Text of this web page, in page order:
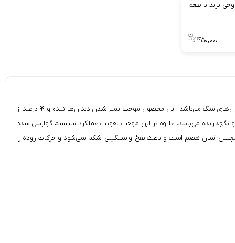
برند با طعم
۴۵۰,۰۰۰
تشویقی دنتال سگ وجی برند (Vegebrand Snack Dental Bone Oral Care Stick 60G)، دارای هفت خاصیت مفید برای بهبود سلامت لثه و دندان‌های سگ می‌باشد. این محصول موجب تمیز شدن دندان‌ها شده و ۹۹ درصد از
نگهدارنده می‌باشد. علاوه بر این موجب تقویت عملکرد سیستم گوارشی شده
آسان هضم است و باعث نفخ و سنگینی شکم نمی‌شود و حرکات روده را